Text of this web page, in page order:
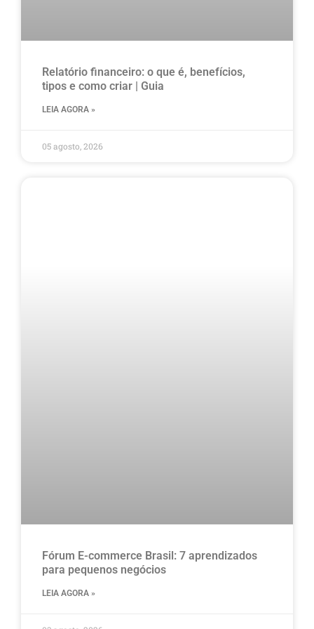
Relatório financeiro: o que é, benefícios,
tipos e como criar | Guia
LEIA AGORA »
05 agosto, 2026
Fórum E-commerce Brasil: 7 aprendizados
para pequenos negócios
LEIA AGORA »